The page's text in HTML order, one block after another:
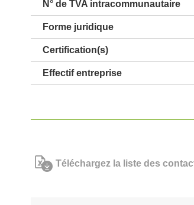
N° de TVA intracommunautaire
Forme juridique
Certification(s)
Effectif entreprise
Téléchargez la liste des